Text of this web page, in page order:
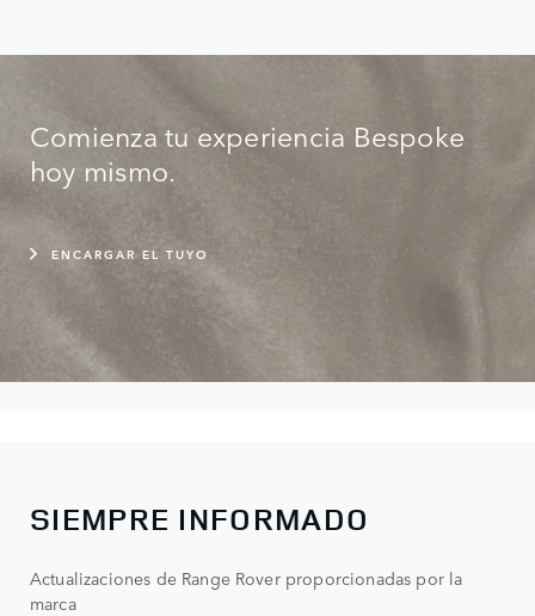
Comienza tu experiencia Bespoke
hoy mismo.
ENCARGAR EL TUYO
SIEMPRE INFORMADO
Actualizaciones de Range Rover proporcionadas por la
marca